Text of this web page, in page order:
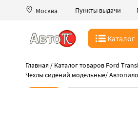
Москва Пункты выдачи
Каталог
Главная / Каталог товаров Ford
Чехлы сидений модельные/